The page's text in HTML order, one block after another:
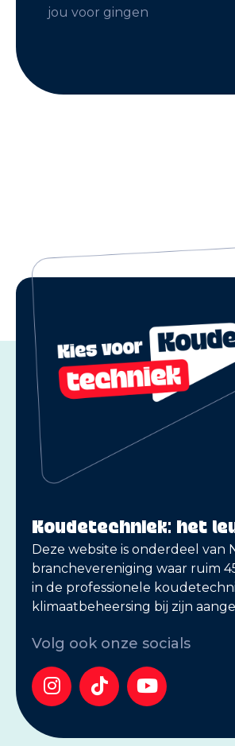
jou voor gingen
Koudetechniek: het
Deze website is onderdeel van
branchevereniging waar ruim
in de professionele
klimaatbeheersing bij zijn
Volg ook onze socials